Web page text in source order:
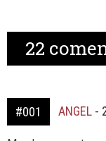
22
#001 ANGEL -